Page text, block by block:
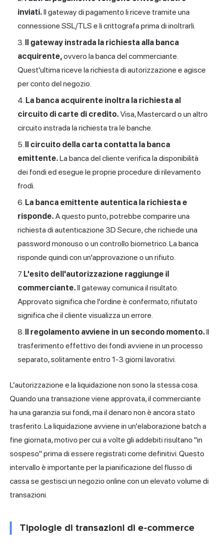
inviati.Ilgateway di pagamento li riceve tramite una
connessione SSL/TLS e li crittografa prima di inoltrarli.
Il gateway instrada la richiesta alla banca
acquirente,ovvero la banca del commerciante.
Quest'ultima riceve la richiesta di autorizzazione e agisce
per conto del negozio.
La banca acquirente inoltra la richiesta al
circuito di carte di credito.Visa, Mastercard o un altro
circuito instrada la richiesta tra le banche.
Il circuito della carta contatta la banca
emittente.La banca del cliente verifica la disponibilità
dei fondi ed esegue le proprie procedure di rilevamento
frodi.
La banca emittente autentica la richiesta e
risponde.A questo punto, potrebbe comparire una
richiesta di autenticazione 3D Secure, che richiede una
password monouso o un controllo biometrico. La banca
risponde quindi con un'approvazione o un rifiuto.
L'esito dell'autorizzazione raggiunge il
commerciante.Il gateway comunica il risultato.
Approvato significa che l'ordine è confermato; rifiutato
significa che il cliente visualizza un errore.
Il regolamento avviene in un secondo momento.Il
trasferimento effettivo dei fondi avviene in un processo
separato, solitamente entro 1-3 giorni lavorativi.
L'autorizzazione e la liquidazione non sono la stessa cosa.
Quando una transazione viene approvata, il commerciante
ha una garanzia sui fondi, ma il denaro non è ancora stato
trasferito. La liquidazione avviene in un'elaborazione batch a
fine giornata, motivo per cui a volte gli addebiti risultano "in
sospeso" prima di essere registrati come definitivi. Questo
intervallo è importante per la pianificazione del flusso di
cassa se gestisci un negozio online con un elevato volume di
transazioni.
Tipologie di transazioni di e-commerce